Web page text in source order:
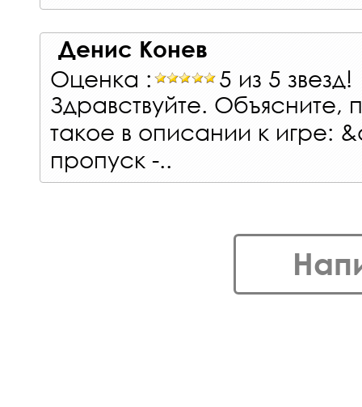
Денис Конев
Оценка :
5 из 5 звезд!
Здравствуйте. Объясните,
такое в описании к игре:
пропуск -..